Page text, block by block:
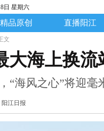
日 星期六
精品原创 直播阳江
文
大海上换
“海风之心”将迎毫
江日报